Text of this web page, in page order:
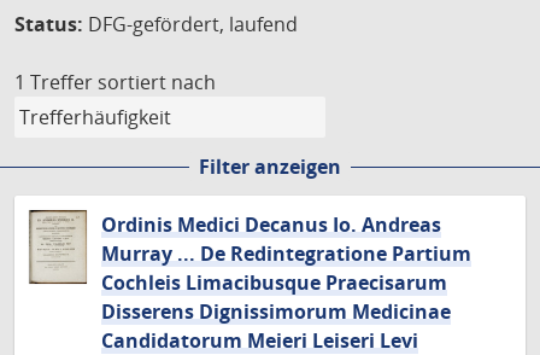
Status: DFG-gefördert, laufend
1 Treffer sortiert nach
Filter anzeigen
Ordinis Medici Decanus Io. Andreas
Murray ... De Redintegratione Partium
Cochleis Limacibusque Praecisarum
Disserens Dignissimorum Medicinae
Candidatorum Meieri Leiseri Levi